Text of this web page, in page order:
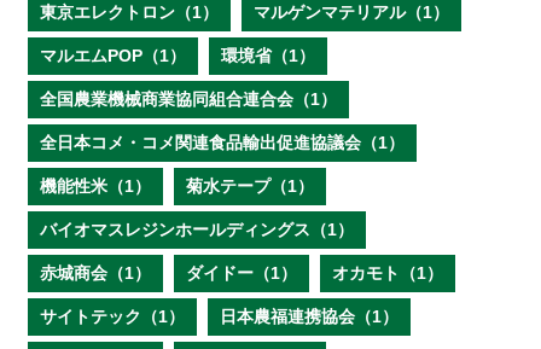
東京エレクトロン（1） マルゲンマテリアル（1）
マルエムPOP（1） 環境省（1）
全国農業機械商業協同組合連合会（1）
全日本コメ・コメ関連食品輸出促進協議会（1）
機能性米（1） 菊水テープ（1）
バイオマスレジンホールディングス（1）
赤城商会（1） ダイドー（1） オカモト（1）
サイトテック（1） 日本農福連携協会（1）